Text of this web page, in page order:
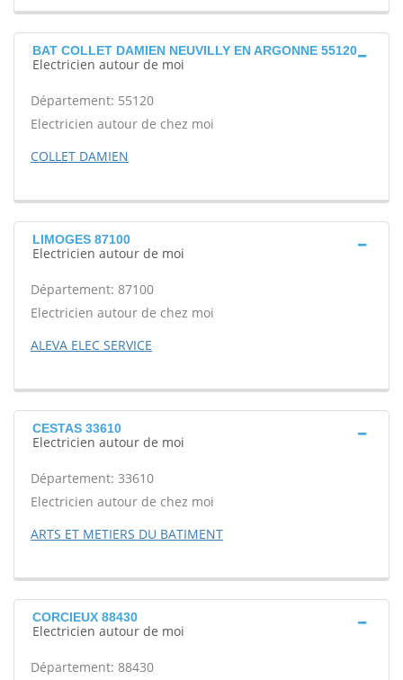
BAT COLLET DAMIEN NEUVILLY EN ARGONNE 55120
Electricien autour de moi
Département: 55120
Electricien autour de chez moi
COLLET DAMIEN
LIMOGES 87100
Electricien autour de moi
Département: 87100
Electricien autour de chez moi
ALEVA ELEC SERVICE
CESTAS 33610
Electricien autour de moi
Département: 33610
Electricien autour de chez moi
ARTS ET METIERS DU BATIMENT
CORCIEUX 88430
Electricien autour de moi
Département: 88430